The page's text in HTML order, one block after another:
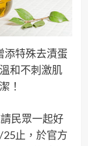
添特殊去漬蛋
和不刺激肌
！
民眾一起好
止，於官方